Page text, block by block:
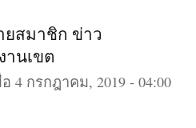
ยสมาชิก ข่าว
นเขต
อ 4 กรกฎาคม, 2019 - 04:00